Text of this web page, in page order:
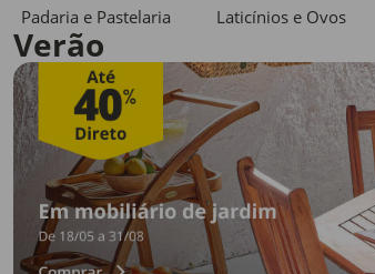
Padaria e Pastelaria Laticínios e Ovos
Verão